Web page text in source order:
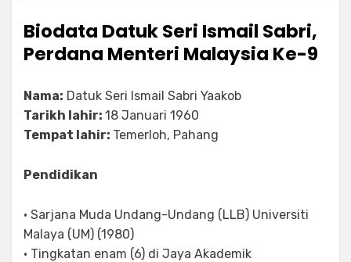
Biodata Datuk Seri Ismail Sabri,
Perdana Menteri Malaysia Ke-9
Nama: Datuk Seri Ismail Sabri Yaakob
Tarikh lahir: 18 Januari 1960
Tempat lahir: Temerloh, Pahang
Pendidikan
• Sarjana Muda Undang-Undang (LLB) Universiti
Malaya (UM) (1980)
• Tingkatan enam (6) di Jaya Akademik